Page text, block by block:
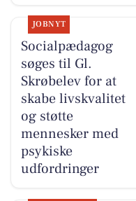
JOBNYT
Socialpædagog
søges til Gl.
Skrøbelev for at
skabe livskvalitet
og støtte
mennesker med
psykiske
udfordringer